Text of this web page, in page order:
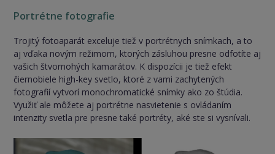
Portrétne fotografie
Trojitý fotoaparát exceluje tiež v portrétnych snímkach, a to
aj vďaka novým režimom, ktorých zásluhou presne odfotíte aj
vašich štvornohých kamarátov. K dispozícii je tiež efekt
čiernobiele high-key svetlo, ktoré z vami zachytených
fotografií vytvorí monochromatické snímky ako zo štúdia.
Využiť ale môžete aj portrétne nasvietenie s ovládaním
intenzity svetla pre presne také portréty, aké ste si vysnívali.